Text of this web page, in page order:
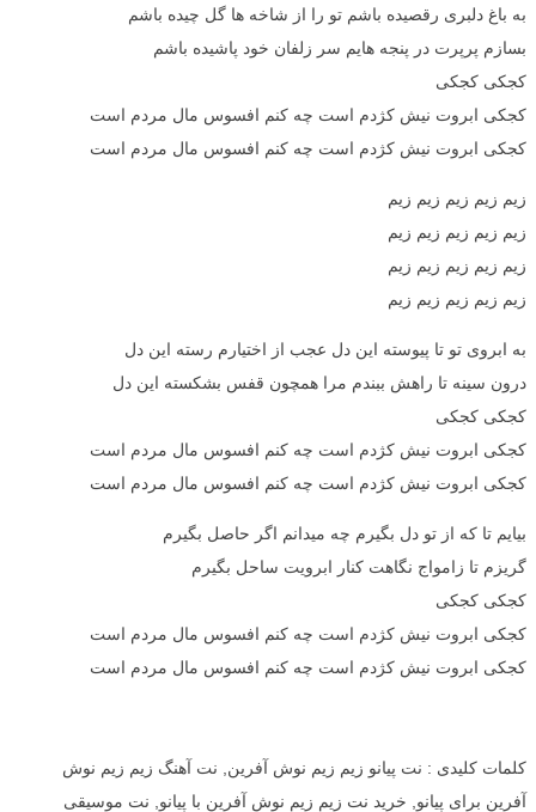
به باغ دلبری رقصیده باشم تو را از شاخه ها گل چیده باشم
بسازم پرپرت در پنجه هایم سر زلفان خود پاشیده باشم
کجکی کجکی
کجکی ابروت نیش کژدم است چه کنم افسوس مال مردم است
کجکی ابروت نیش کژدم است چه کنم افسوس مال مردم است
زیم زیم زیم زیم زیم
زیم زیم زیم زیم زیم
زیم زیم زیم زیم زیم
زیم زیم زیم زیم زیم
به ابروی تو تا پیوسته این دل عجب از اختیارم رسته این دل
درون سینه تا راهش ببندم مرا همچون قفس بشکسته این دل
کجکی کجکی
کجکی ابروت نیش کژدم است چه کنم افسوس مال مردم است
کجکی ابروت نیش کژدم است چه کنم افسوس مال مردم است
بیایم تا که از تو دل بگیرم چه میدانم اگر حاصل بگیرم
گریزم تا زامواج نگاهت کنار ابرویت ساحل بگیرم
کجکی کجکی
کجکی ابروت نیش کژدم است چه کنم افسوس مال مردم است
کجکی ابروت نیش کژدم است چه کنم افسوس مال مردم است
کلمات کلیدی : نت پیانو زیم زیم نوش آفرین, نت آهنگ زیم زیم نوش
آفرین برای پیانو, خرید نت زیم زیم نوش آفرین با پیانو, نت موسیقی